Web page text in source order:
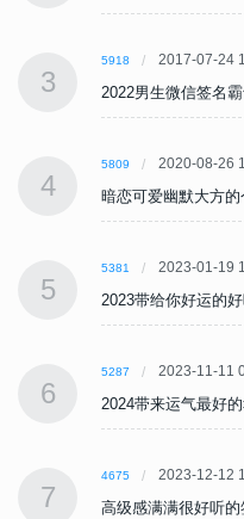
3
5918 2017-07-24
2022男生微信签名
4
5809 2020-08-26
暗恋可爱幽默大方
5
5381 2023-01-19
2023带给你好运的
6
5287 2023-11-11
2024带来运气最好
7
4675 2023-12-12
高级感满满很好听